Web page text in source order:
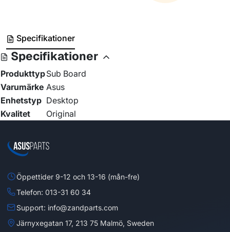
Specifikationer
Specifikationer
ProdukttypSub Board
Varumärke Asus
Enhetstyp Desktop
Kvalitet
Original
Öppettider 9-12 och 13-16 (mån-fre)
Telefon: 013-31 60 34
Support: info@zandparts.com
Järnyxegatan 17, 213 75 Malmö, Sweden